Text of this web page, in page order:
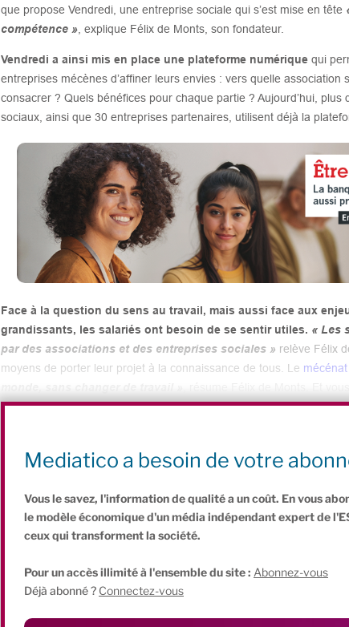
que propose Vendredi, une entreprise sociale qui s’est mise en tête
compétence » , explique Félix de Monts, son fondateur.
Vendredi a ainsi mis en place une plateforme numérique qui
entreprises mécènes d’affiner leurs envies : vers quelle association
consacrer ? Quels bénéfices pour chaque partie ? Aujourd’hui,
sociaux, ainsi que 30 entreprises partenaires, utilisent déjà la
Face à la question du sens au travail, mais aussi face aux
grandissants, les salariés ont besoin de se sentir utiles. « Les
par des associations et des entreprises sociales » relève Félix
moyens de porter leur projet à la connaissance de tous. Le
P
nt
Fr
n
dl
Li
k
e
n
F
c
e
o
o
W
at
s
p
p
Bl
e
s
y
C
p
y
n
k
P
ta
g
Mediatico a besoin de votre
Vous le savez, l'information de qualité a un coût. En vous
le modèle économique d'un média indépendant expert de
ceux qui transforment la société.
Pour un accès illimité à l'ensemble du site : Abonnez-vous
Déjà abonné ? Connectez-vous